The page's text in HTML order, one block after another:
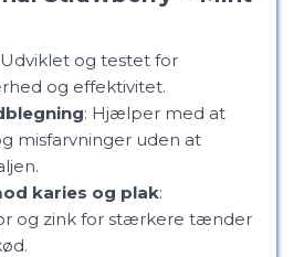
Udviklet og testet for
og effektivitet.
: Hjælper med at
misfarvninger uden at
karies og plak:
og zink for stærkere tænder